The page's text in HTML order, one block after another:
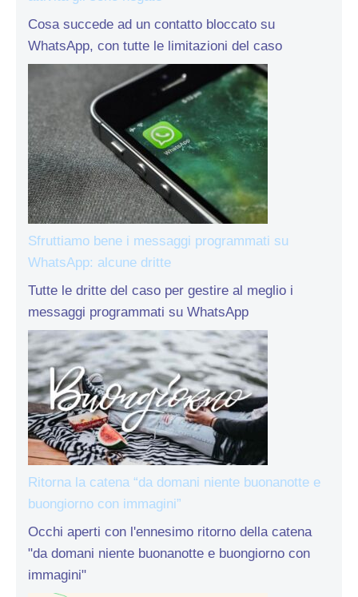
Cosa succede ad un contatto bloccato su
WhatsApp, con tutte le limitazioni del caso
Sfruttiamo bene i messaggi programmati su
WhatsApp: alcune dritte
Tutte le dritte del caso per gestire al meglio i
messaggi programmati su WhatsApp
Ritorna la catena “da domani niente buonanotte e
buongiorno con immagini”
Occhi aperti con l'ennesimo ritorno della catena
"da domani niente buonanotte e buongiorno con
immagini"